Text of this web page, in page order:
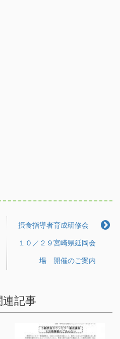
摂食指導者育成研修会
１０／２９宮崎県延岡会
場 開催のご案内
記事